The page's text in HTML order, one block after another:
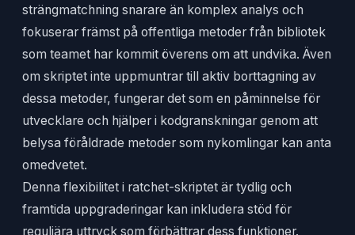
strängmatchning snarare än komplex analys och
fokuserar främst på offentliga metoder från bibliotek
som teamet har kommit överens om att undvika. Även
om skriptet inte uppmuntrar till aktiv borttagning av
dessa metoder, fungerar det som en påminnelse för
utvecklare och hjälper i kodgranskningar genom att
belysa föråldrade metoder som nykomlingar kan anta
omedvetet.
Denna flexibilitet i ratchet-skriptet är tydlig och
framtida uppgraderingar kan inkludera stöd för
reguljära uttryck som förbättrar dess funktioner.